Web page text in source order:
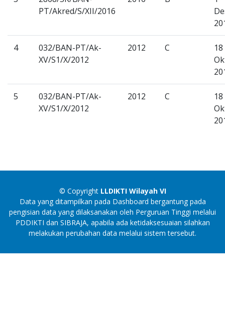
PT/Akred/S/XII/2016
4
032/BAN-PT/Ak-
XV/S1/X/2012
2012 C
18
5
032/BAN-PT/Ak-
XV/S1/X/2012
2012 C
18
© Copyright LLDIKTI Wilayah VI
Data yang ditampilkan pada Dashboard bergantung pada
pengisian data yang dilaksanakan oleh Perguruan Tinggi melalui
PDDIKTI dan SIBRAJA, apabila ada ketidaksesuaian silahkan
melakukan perubahan data melalui sistem tersebut.